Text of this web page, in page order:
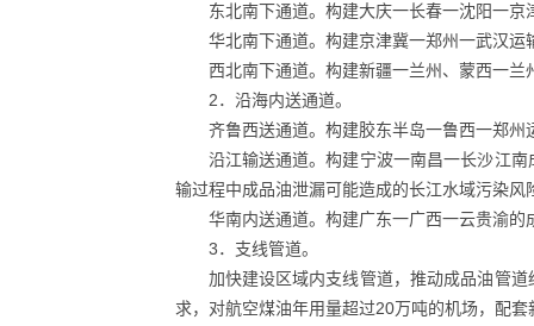
东北南下通道。构建大庆一长春一沈阳一
华北南下通道。构建京津冀一郑州一武汉
西北南下通道。构建新疆一兰州、蒙西一
2．沿海内送通道。
齐鲁西送通道。构建胶东半岛一鲁西一郑
沿江输送通道。构建宁波一南昌一长沙江
输过程中成品油泄漏可能造成的长江水域污染风
华南内送通道。构建广东一广西一云贵渝
3．支线管道。
加快建设区域内支线管道，推动成品油管
求，对航空煤油年用量超过20万吨的机场，配